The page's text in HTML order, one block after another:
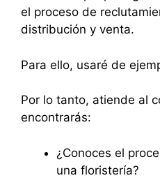
el proceso de
distribución y venta.
Para ello, usaré de
Por lo tanto, atiende al
encontrarás:
¿Conoces el
una floristería?